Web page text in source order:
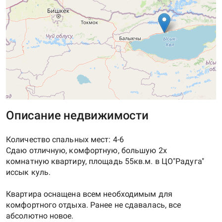
Описание недвижимости
Количество спальных мест: 4-6
Сдаю отличную, комфортную, большую 2х
комнатную квартиру, площадь 55кв.м. в ЦО"Радуга"
иссык куль.
Квартира оснащена всем необходимым для
комфортного отдыха. Ранее не сдавалась, все
абсолютно новое.